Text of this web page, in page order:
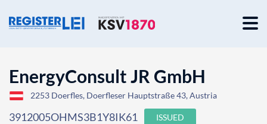
EnergyConsult JR GmbH
2253 Doerfles, Doerfleser Hauptstraße 43, Austria
3912005OHMS3B1Y8IK61 ISSUED